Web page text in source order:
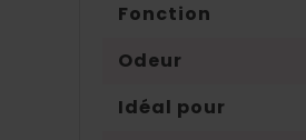
Fonction
Odeur
Idéal pour